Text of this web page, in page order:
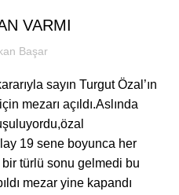
VARMI
Başar
sayın Turgut Özal’ın
mezarı açıldı.Aslında
19 sene boyunca her
bir türlü sonu gelmedi bu
mezar yine kapandı